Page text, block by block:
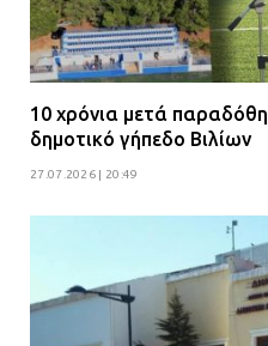
10 χρόνια μετά
δημοτικό γήπεδο Βιλίων
27.07.2026 | 20:49